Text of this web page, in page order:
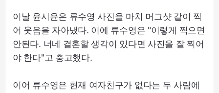
이날 윤시윤은 류수영 사진을 마치 머그샷 같이 찍
어 웃음을 자아냈다. 이에 류수영은 "이렇게 찍으면
안된다. 너네 결혼할 생각이 있다면 사진을 잘 찍어
야 한다"고 충고했다.
이어 류수영은 현재 여자친구가 없다는 두 사람에